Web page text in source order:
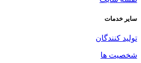
سایر خدمات
تولید کنندگان
شخصیت ها